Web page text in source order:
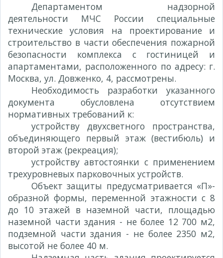
Департаментом надзорной
деятельности МЧС России специальные
технические условия на проектирование и
строительство в части обеспечения пожарной
безопасности комплекса с гостиницей и
апартаментами, расположенного по адресу: г.
Москва, ул. Довженко, 4, рассмотрены.
Необходимость разработки указанного
документа обусловлена отсутствием
нормативных требований к:
устройству двухсветного пространства,
объединяющего первый этаж (вестибюль) и
второй этаж (рекреация);
устройству автостоянки с применением
трехуровневых парковочных устройств.
Объект защиты предусматривается «П»-
образной формы, переменной этажности с 8
до 10 этажей в наземной части, площадью
наземной части здания - не более 12 700 м2,
подземной части здания - не более 2350 м2,
высотой не более 40 м.